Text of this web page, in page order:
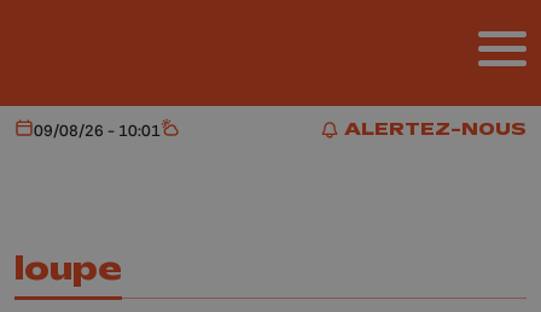
ALERTEZ-NOUS
ALERTEZ-NOUS
Aujourd'hui
09/08/26 - 10:01 Météo
loupe